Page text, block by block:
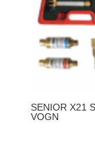
SENIOR X21
VOGN